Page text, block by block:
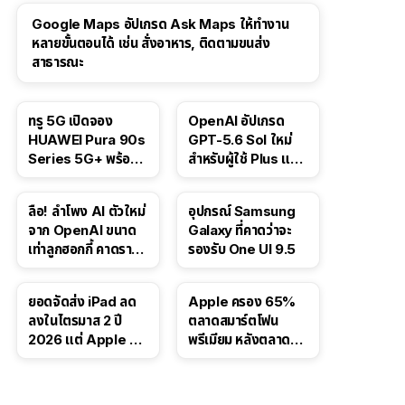
Google Maps อัปเกรด Ask Maps ให้ทำงาน
หลายขั้นตอนได้ เช่น สั่งอาหาร, ติดตามขนส่ง
สาธารณะ
ทรู 5G เปิดจอง
HUAWEI Pura 90s
Series 5G+ พร้อม
OpenAI อัปเกรด
GPT-5.6 Sol ใหม่
สำหรับผู้ใช้ Plus และ
ลือ! ลำโพง AI ตัวใหม่
จาก OpenAI ขนาด
เท่าลูกฮอกกี้ คาดราคา
อุปกรณ์ Samsung
Galaxy ที่คาดว่าจะ
รองรับ One UI 9.5
ยอดจัดส่ง iPad ลด
ลงในไตรมาส 2 ปี
2026 แต่ Apple ยัง
Apple ครอง 65%
ตลาดสมาร์ตโฟน
พรีเมียม หลังตลาดทำ